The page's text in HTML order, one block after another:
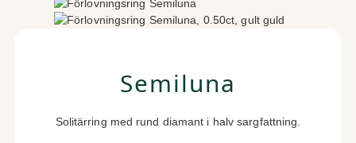
Semiluna
Solitärring med rund diamant i halv sargfattning.